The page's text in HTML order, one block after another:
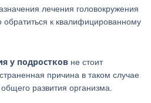
лечения головокружения
к квалифицированному
у подростков не стоит
причина в таком случае
развития организма.